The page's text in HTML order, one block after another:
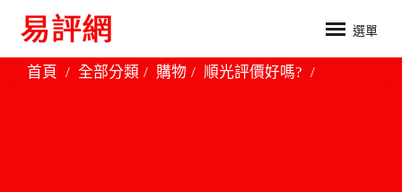
選單
首頁 全部分類 購物 順光評價好嗎?